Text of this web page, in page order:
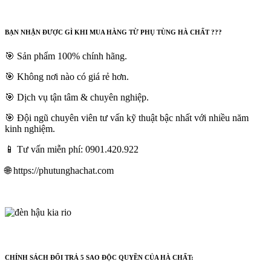
BẠN NHẬN ĐƯỢC GÌ KHI MUA HÀNG TỪ PHỤ TÙNG HÀ CHẤT ???
🎯 Sản phẩm 100% chính hãng.
🎯 Không nơi nào có giá rẻ hơn.
🎯 Dịch vụ tận tâm & chuyên nghiệp.
🎯 Đội ngũ chuyên viên tư vấn kỹ thuật bậc nhất với nhiều năm
kinh nghiệm.
📱 Tư vấn miễn phí: 0901.420.922
🌐 https://phutunghachat.com
CHÍNH SÁCH ĐỔI TRẢ 5 SAO ĐỘC QUYỀN CỦA HÀ CHẤT: